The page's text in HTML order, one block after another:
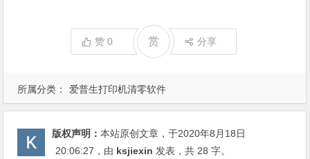
所属分类： 爱普生打印机清零软件
赞0 赏 分享
版权声明：本站原创文章，于2020年8月18日
20:06:27 ，由 ksjiexin 发表，共 28 字。